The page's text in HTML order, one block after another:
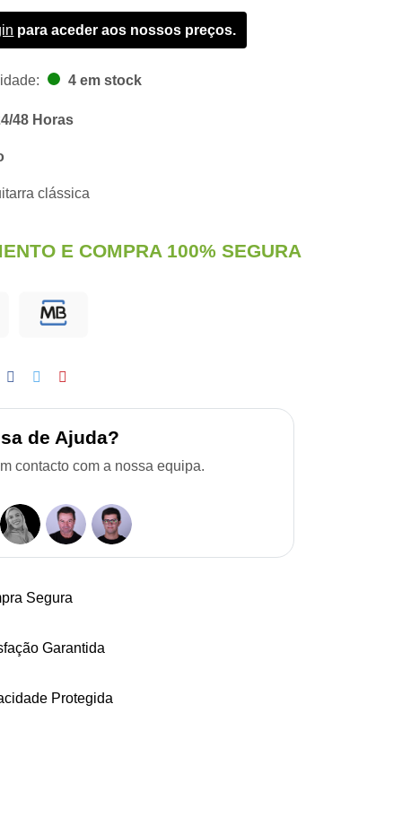
para aceder aos nossos preços.
4 em stock
48 Horas
clássica
E COMPRA 100% SEGURA
de Ajuda?
contacto com a nossa equipa.
Segura
Garantida
Protegida